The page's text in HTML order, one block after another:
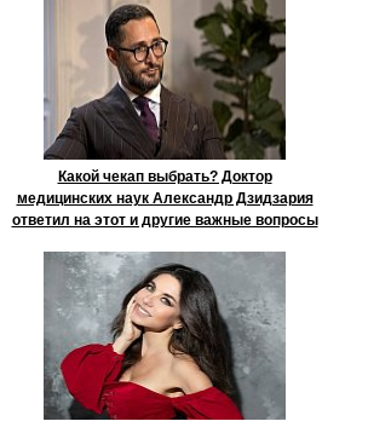
Какой чекап выбрать? Доктор
медицинских наук Александр Дзидзария
ответил на этот и другие важные вопросы